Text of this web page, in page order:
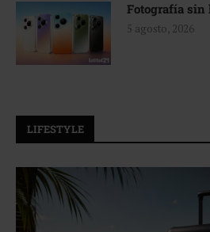
Fotografía sin
5 agosto, 2026
LIFESTYLE